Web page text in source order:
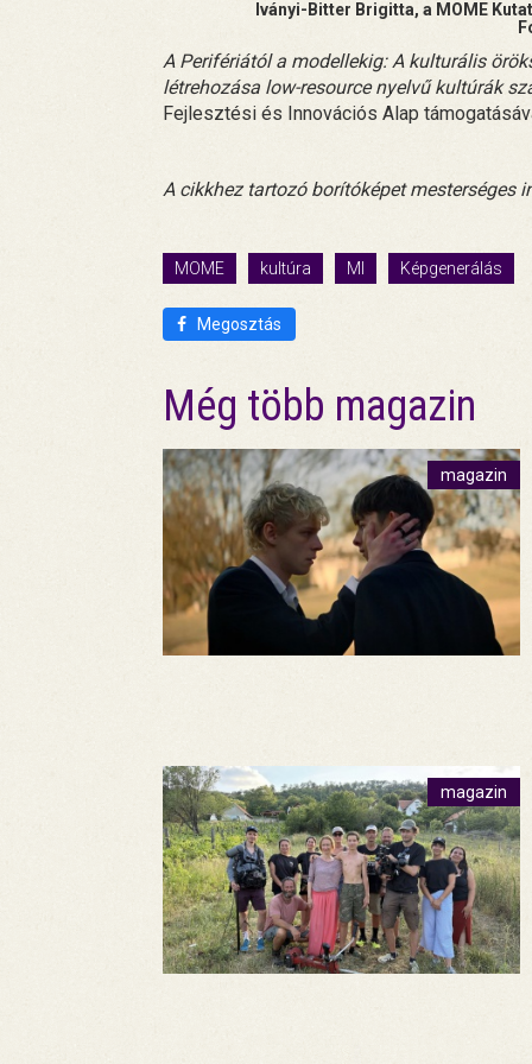
Iványi-Bitter Brigitta, a MOME
A Perifériától a modellekig: A kulturális
létrehozása low-resource nyelvű kultúrák
Fejlesztési és Innovációs Alap
A cikkhez tartozó borítóképet mesterséges
MOME kultúra MI Képgenerálás
Megosztás
Még több magazin
magazin
magazin